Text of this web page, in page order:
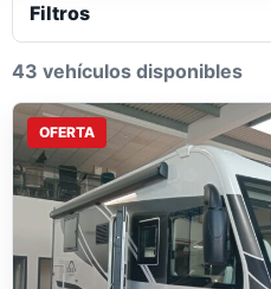
Filtros
43 vehículos disponibles
OFERTA